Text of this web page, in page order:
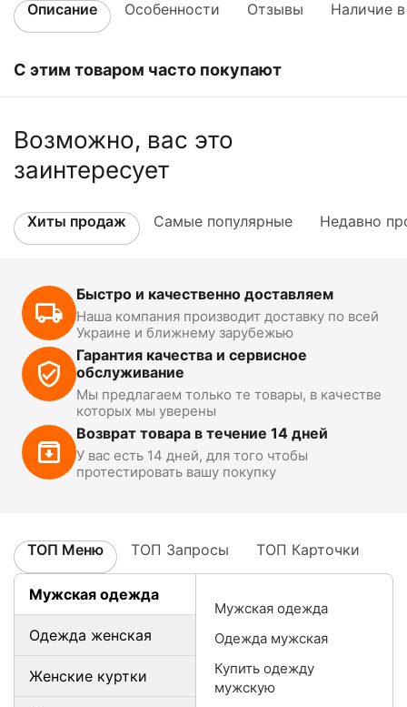
Описание Особенности Отзывы Наличие
С этим товаром часто покупают
Возможно, вас это
заинтересует
Хиты продаж Самые популярные Недавно
Быстро и качественно доставляем
Наша компания производит доставку по всей
Украине и ближнему зарубежью
Гарантия качества и сервисное
обслуживание
Мы предлагаем только те товары, в качестве
которых мы уверены
Возврат товара в течение 14 дней
У вас есть 14 дней, для того чтобы
протестировать вашу покупку
ТОП Меню ТОП Запросы ТОП Карточки
Мужская одежда
Одежда женская
Женские куртки
Мужская одежда
Одежда мужская
Купить одежду
мужскую